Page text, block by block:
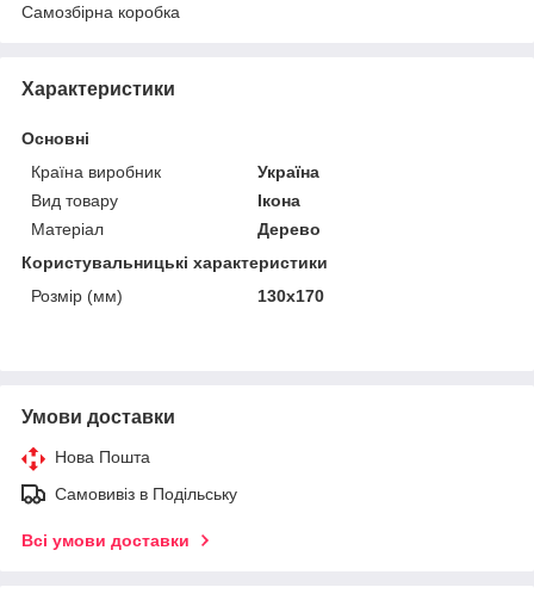
Самозбірна коробка
Характеристики
Основні
Країна виробник
Україна
Вид товару
Ікона
Матеріал
Дерево
Користувальницькі характеристики
Розмір (мм)
130х170
Умови доставки
Нова Пошта
Самовивіз в Подільську
Всі умови доставки